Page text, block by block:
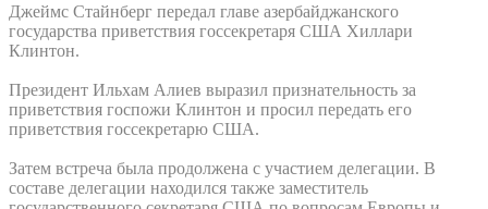
Джеймс Стайнберг передал главе азербайджанского
государства приветствия госсекретаря США Хиллари
Клинтон.
Президент Ильхам Алиев выразил признательность за
приветствия госпожи Клинтон и просил передать его
приветствия госсекретарю США.
Затем встреча была продолжена с участием делегации. В
составе делегации находился также заместитель